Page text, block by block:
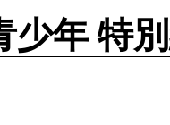
少年 特